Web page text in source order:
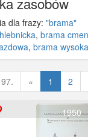
dla frazy: "brama"
, brama
, brama wysoka
« Poprzednia
1 2
1950